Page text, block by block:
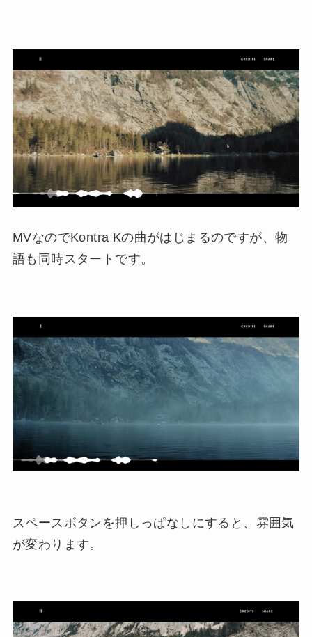
MVなのでKontra Kの曲がはじまるのですが、物
語も同時スタートです。
スペースボタンを押しっぱなしにすると、雰囲気
が変わります。